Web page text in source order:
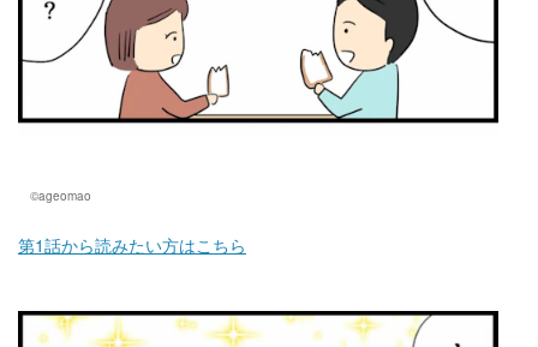
©ageomao
第1話から読みたい方はこちら